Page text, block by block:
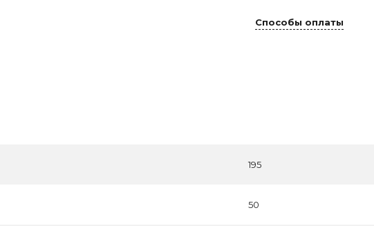
Способы оплаты
195
50